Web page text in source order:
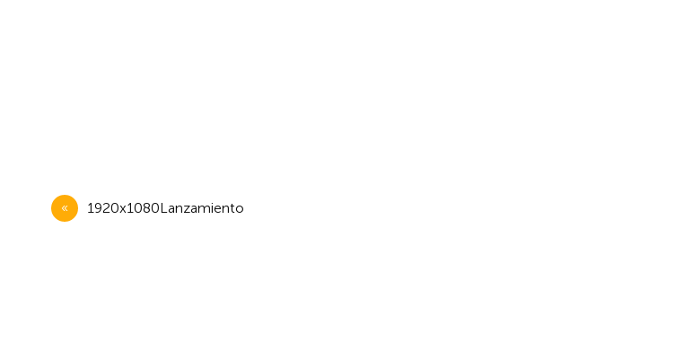
Navegación
de
1920x1080Lanzamiento